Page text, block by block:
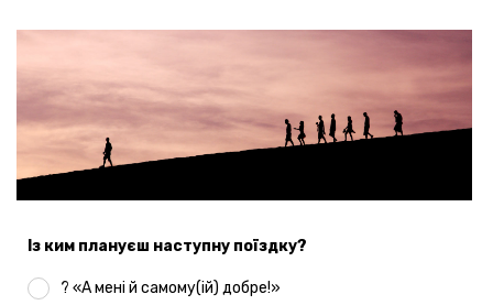
Із ким плануєш наступну поїздку?
? «А мені й самому(ій) добре!»